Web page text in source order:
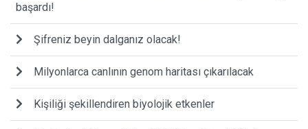
başardı!
Şifreniz beyin dalganız olacak!
Milyonlarca canlının genom haritası çıkarılacak
Kişiliği şekillendiren biyolojik etkenler